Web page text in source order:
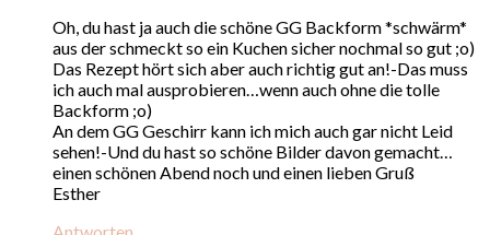
Oh, du hast ja auch die schöne GG Backform *schwärm*
aus der schmeckt so ein Kuchen sicher nochmal so gut ;o)
Das Rezept hört sich aber auch richtig gut an!-Das muss
ich auch mal ausprobieren…wenn auch ohne die tolle
Backform ;o)
An dem GG Geschirr kann ich mich auch gar nicht Leid
sehen!-Und du hast so schöne Bilder davon gemacht…
einen schönen Abend noch und einen lieben Gruß
Esther
Antworten